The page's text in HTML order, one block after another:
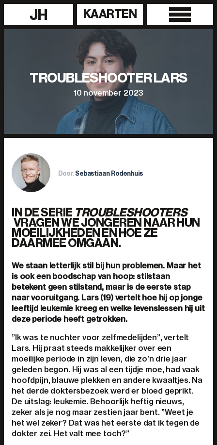
JH KAARTEN
TROUBLESHOOTER LARS
10 november 2023
Door:Sebastiaan Rodenhuis
IN DE SERIE TROUBLESHOOTERS
VRAGEN WE JONGEREN NAAR HUN
MOEILIJKHEDEN EN HOE ZE
DAARMEE OMGAAN.
We staan letterlijk stil bij hun problemen. Maar het
is ook een boodschap van hoop: stilstaan
betekent geen stilstand, maar is de eerste stap
naar vooruitgang. Lars (19) vertelt hoe hij op jonge
leeftijd leukemie kreeg en welke levenslessen hij uit
deze periode heeft getrokken.
”Ik was te nuchter voor zelfmedelijden”, vertelt
Lars. Hij praat steeds makkelijker over een
moeilijke periode in zijn leven, die zo’n drie jaar
geleden begon. Hij was al een tijdje moe, had vaak
hoofdpijn, blauwe plekken en andere kwaaltjes. Na
het derde doktersbezoek werd er bloed geprikt.
De uitslag: leukemie. Behoorlijk heftig nieuws,
zeker als je nog maar zestien jaar bent. ”Weet je
het wel zeker? Dat was het eerste dat ik tegen de
dokter zei. Het valt mee toch?”